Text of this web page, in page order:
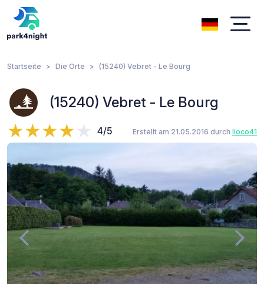
Startseite Die Orte (15240) Vebret - Le Bourg
(15240) Vebret - Le Bourg
4/5 Erstellt am 21.05.2016 durch lioco41